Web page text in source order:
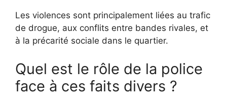
Les violences sont principalement liées au trafic
de drogue, aux conflits entre bandes rivales, et
à la précarité sociale dans le quartier.
Quel est le rôle de la police
face à ces faits divers ?